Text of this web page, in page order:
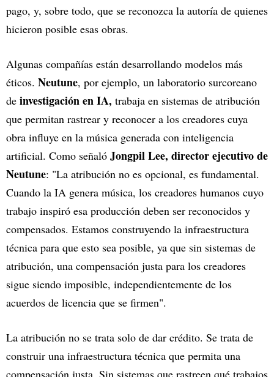
pago, y, sobre todo, que se reconozca la autoría de quienes
hicieron posible esas obras.
Algunas compañías están desarrollando modelos más
éticos. Neutune, por ejemplo, un laboratorio surcoreano
de investigación en IA, trabaja en sistemas de atribución
que permitan rastrear y reconocer a los creadores cuya
obra influye en la música generada con inteligencia
artificial. Como señaló Jongpil Lee, director ejecutivo de
Neutune: "La atribución no es opcional, es fundamental.
Cuando la IA genera música, los creadores humanos cuyo
trabajo inspiró esa producción deben ser reconocidos y
compensados. Estamos construyendo la infraestructura
técnica para que esto sea posible, ya que sin sistemas de
atribución, una compensación justa para los creadores
sigue siendo imposible, independientemente de los
acuerdos de licencia que se firmen".
La atribución no se trata solo de dar crédito. Se trata de
construir una infraestructura técnica que permita una
compensación justa. Sin sistemas que rastreen qué trabajos